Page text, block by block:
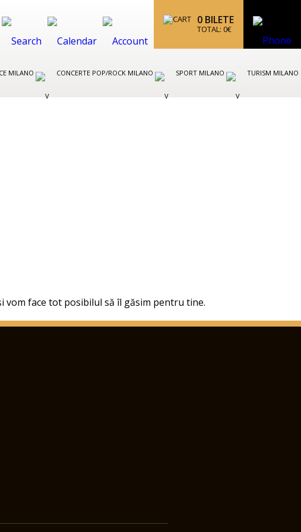
0 BILETE
TOTAL: 0€
MILANO CONCERTE POP/ROCK MILANO SPORT MILANO TURISM MILANO
vom face tot posibilul să îl găsim pentru tine.